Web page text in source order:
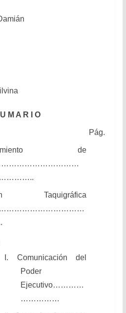
M A R I O
Pág.
de
I. Comunicación del
Poder
Ejecutivo…………
……………